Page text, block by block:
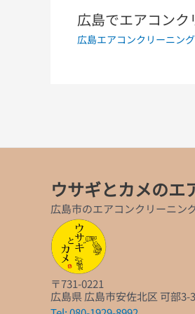
広島でエアコンク
広島エアコンクリーニング
ウサギとカメのエ
広島市のエアコンクリーニン
〒731-0221
広島県 広島市安佐北区 可部3-